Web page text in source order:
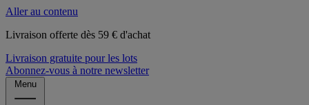
Aller au contenu
Livraison offerte dès 59 € d'achat
Livraison gratuite pour les lots
Abonnez-vous à notre newsletter
Menu